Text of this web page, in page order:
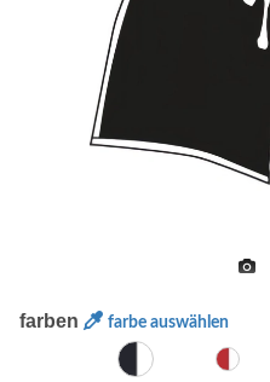
farben farbe auswählen